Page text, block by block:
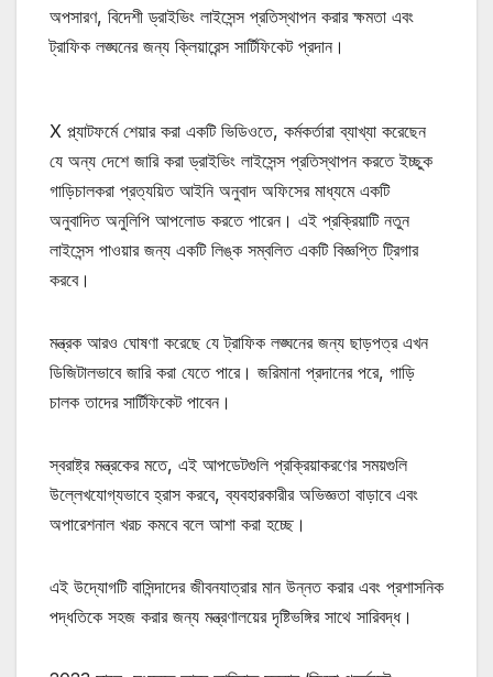
অপসারণ, বিদেশী ড্রাইভিং লাইসেন্স প্রতিস্থাপন করার ক্ষমতা এবং
ট্রাফিক লঙ্ঘনের জন্য ক্লিয়ারেন্স সার্টিফিকেট প্রদান।
X প্ল্যাটফর্মে শেয়ার করা একটি ভিডিওতে, কর্মকর্তারা ব্যাখ্যা করেছেন
যে অন্য দেশে জারি করা ড্রাইভিং লাইসেন্স প্রতিস্থাপন করতে ইচ্ছুক
গাড়িচালকরা প্রত্যয়িত আইনি অনুবাদ অফিসের মাধ্যমে একটি
অনুবাদিত অনুলিপি আপলোড করতে পারেন। এই প্রক্রিয়াটি নতুন
লাইসেন্স পাওয়ার জন্য একটি লিঙ্ক সম্বলিত একটি বিজ্ঞপ্তি ট্রিগার
করবে।
মন্ত্রক আরও ঘোষণা করেছে যে ট্রাফিক লঙ্ঘনের জন্য ছাড়পত্র এখন
ডিজিটালভাবে জারি করা যেতে পারে। জরিমানা প্রদানের পরে, গাড়ি
চালক তাদের সার্টিফিকেট পাবেন।
স্বরাষ্ট্র মন্ত্রকের মতে, এই আপডেটগুলি প্রক্রিয়াকরণের সময়গুলি
উল্লেখযোগ্যভাবে হ্রাস করবে, ব্যবহারকারীর অভিজ্ঞতা বাড়াবে এবং
অপারেশনাল খরচ কমবে বলে আশা করা হচ্ছে।
এই উদ্যোগটি বাসিন্দাদের জীবনযাত্রার মান উন্নত করার এবং প্রশাসনিক
পদ্ধতিকে সহজ করার জন্য মন্ত্রণালয়ের দৃষ্টিভঙ্গির সাথে সারিবদ্ধ।